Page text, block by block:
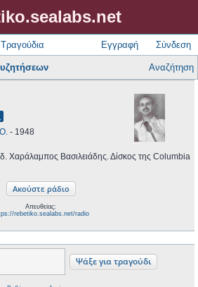
Τραγούδια Σύνδεση
Εγγραφή
Αναζήτηση
- 1948
Χαράλαμπος Βασιλειάδης. Δίσκος της Columbia
Απευθείας:
rebetiko.sealabs.net/radio